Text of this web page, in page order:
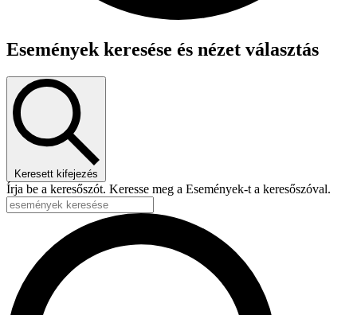
Események keresése és nézet választás
Keresett kifejezés
Írja be a keresőszót. Keresse meg a Események-t a keresőszóval.